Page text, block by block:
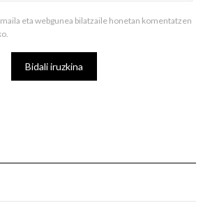
eta webgunea bilatzaile honetan komentatzen